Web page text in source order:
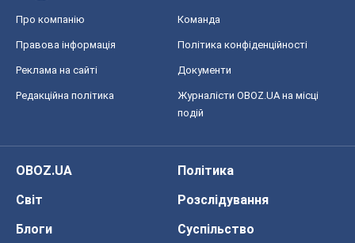
Про компанію Команда
Правова інформація Політика конфіденційності
Реклама на сайті Документи
Редакційна політика
Журналісти OBOZ.UA на місці
подій
OBOZ.UA
Політика
Світ
Розслідування
Блоги
Суспільство